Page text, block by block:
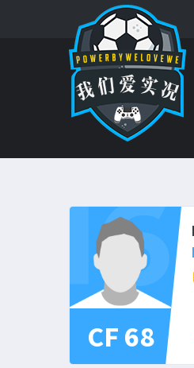
CF 68
16